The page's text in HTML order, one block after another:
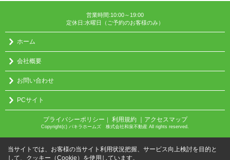
営業時間:10:00～19:00
定休日:水曜日（ご予約のお客様のみ）
ホーム
会社概要
お問い合わせ
PCサイト
プライバシーポリシー 利用規約 ｜アクセスマップ
Copyright(c) パキラホームズ 株式会社和泉不動産 All rights reserved.
当サイトでは、お客様の当サイト利用状況把握、サービス向上検討を目的と
して、クッキー（Cookie）を使用しています。